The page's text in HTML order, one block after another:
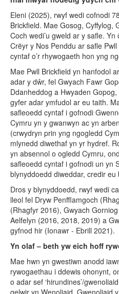
Eleni (2025), rwyf wedi cofnodi
Brickfield. Mae Gosog, Cyffylog,
Coch wedi’u gweld ar y safle.
Crëyr y Nos Penddu ar safle
cyntaf o’r rhywogaeth hon yng
Mae Pwll Brickfield yn hanfodol
adar y dŵr, fel Gwyach Fawr
Ddanheddog a Hwyaden
gyfer adar ymfudol ar eu taith.
safleoedd cyntaf i gofnodi
Cymru yn y gwanwyn ac yn
(crwydryn prin yng ngogledd
mlynedd diwethaf yn yr hydref.
yn absennol o ogledd Cymru,
safleoedd cyntaf i gofnodi un yn
blynyddoedd diweddar, credir
Dros y blynyddoedd, rwyf wedi
lleol fel Dryw Penfflamgoch
(Rhagfyr 2016), Gwyach
Aelfelyn (2016, 2018, 2019) a
gyfnod hir (Ionawr - Ebrill 2021).
Yn olaf – beth yw eich hoff
Mae hwn yn gwestiwn anodd
rywogaethau i ddewis ohonynt,
o adar sef ‘hirundines’/